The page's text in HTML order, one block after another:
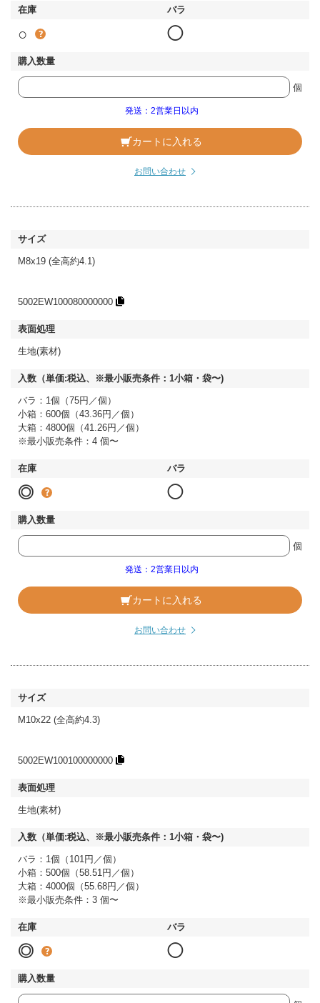
○ ◯
個
発送：2営業日以内
カートに入れる
お問い合わせ
M8x19 (全高約4.1)
5002EW100080000000
生地(素材)
バラ：1個（75円／個）
小箱：600個（43.36円／個）
大箱：4800個（41.26円／個）
※最小販売条件：4 個〜
◎ ◯
個
発送：2営業日以内
カートに入れる
お問い合わせ
M10x22 (全高約4.3)
5002EW100100000000
生地(素材)
バラ：1個（101円／個）
小箱：500個（58.51円／個）
大箱：4000個（55.68円／個）
※最小販売条件：3 個〜
◎ ◯